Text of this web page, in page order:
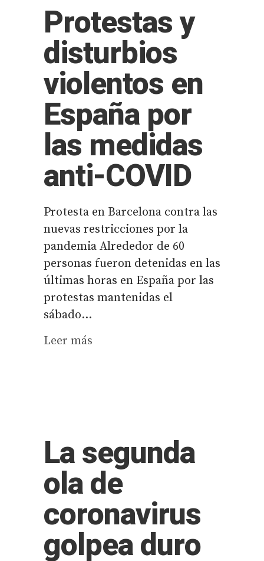
Protestas y
disturbios
violentos en
España por
las medidas
anti-COVID
Protesta en Barcelona contra las
nuevas restricciones por la
pandemia Alrededor de 60
personas fueron detenidas en las
últimas horas en España por las
protestas mantenidas el
sábado...
Leer más
La segunda
ola de
coronavirus
golpea duro